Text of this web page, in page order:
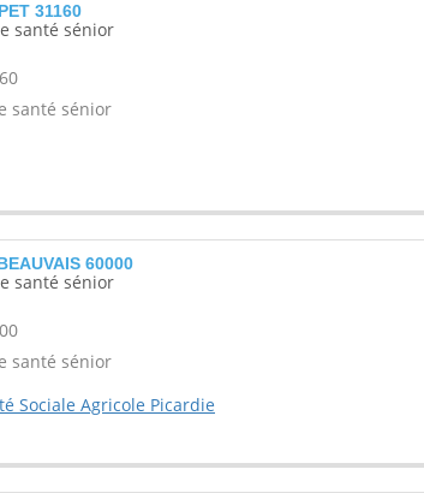
31160
santé sénior
santé sénior
60000
santé sénior
santé sénior
Sociale Agricole Picardie